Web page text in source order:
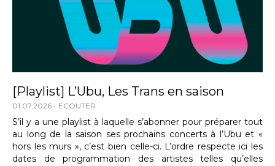
[Playlist] L’Ubu, Les Trans en saison
01.07.2026 ECOUTER
S’il y a une playlist à laquelle s’abonner pour préparer tout
au long de la saison ses prochains concerts à l’Ubu et «
hors les murs », c’est bien celle-ci. L’ordre respecte ici les
dates de programmation des artistes telles qu’elles